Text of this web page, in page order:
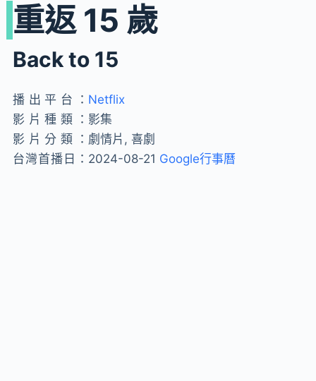
重返 15 歲
Back to 15
播出平台： Netflix
影片種類： 影集
影片分類： 劇情片, 喜劇
台灣首播日： 2024-08-21 Google行事曆